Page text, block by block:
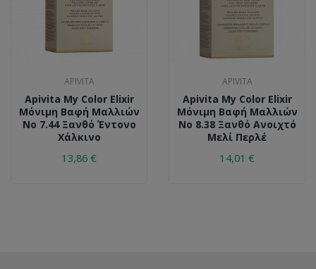
APIVITA
Apivita My Color Elixir
Μόνιμη Βαφή Μαλλιών
No 7.44 Ξανθό Έντονο
Χάλκινο
13,86 €
APIVITA
Apivita My Color Elixir
Μόνιμη Βαφή Μαλλιών
No 8.38 Ξανθό Ανοιχτό
Μελί Περλέ
14,01 €